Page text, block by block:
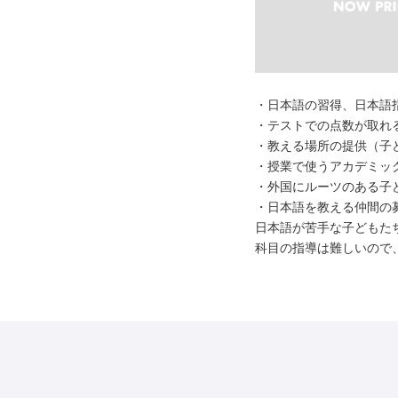
・日本語の習得、日本語
・テストでの点数が取
・教える場所の提供（
・授業で使うアカデミ
・外国にルーツのある
・日本語を教える仲間の
日本語が苦手な子ども
科目の指導は難しいので